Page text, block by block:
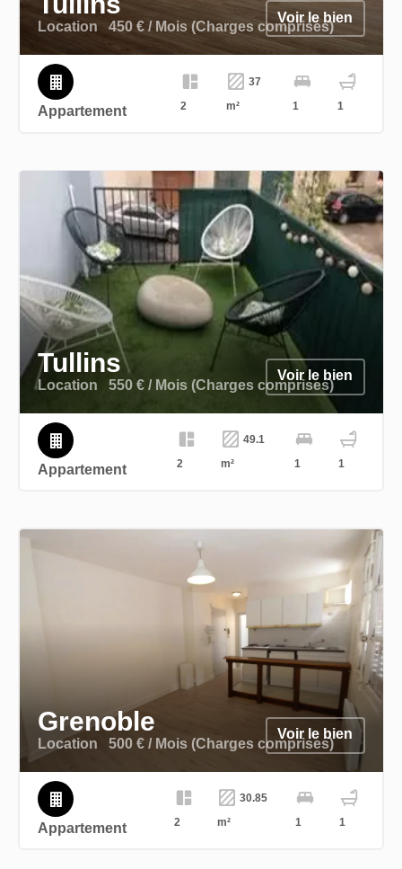
Location 450 € / Mois (Charges comprises)
Voir le bien
Appartement 2
37
m²
1 1
Tullins
Location 550 € / Mois (Charges comprises)
Voir le bien
Appartement 2
49.1
m²
1 1
Grenoble
Location 500 € / Mois (Charges comprises)
Voir le bien
Appartement 2
30.85
m²
1 1